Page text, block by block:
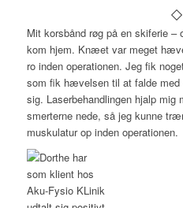
Mit korsbånd røg på en skiferie –
kom hjem. Knæet var meget
ro inden operationen. Jeg fik
som fik hævelsen til at falde med
sig. Laserbehandlingen hjalp
smerterne nede, så jeg kunne
muskulatur op inden operationen.